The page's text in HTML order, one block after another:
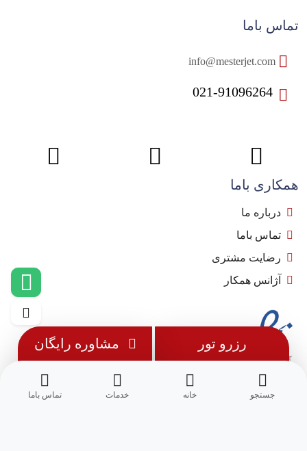
جستجو خانه خدمات تماس باما
رزرو تور مشاوره رایگان
تماس باما
021-91096264
همکاری باما
درباره ما
تماس باما
رضایت مشتری
آژانس همکار